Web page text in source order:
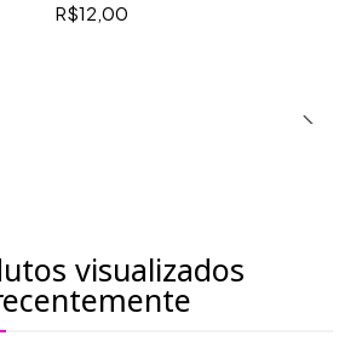
R$12,00
visualizados